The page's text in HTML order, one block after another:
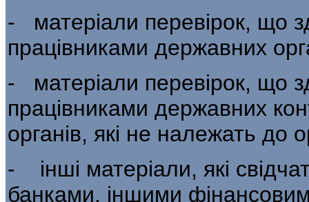
- матеріали перевірок, що
праців­никами державних
- матеріали перевірок, що
праців­никами державних
органів, які не на­лежать до
- інші матеріали, які
банками, ін­шими